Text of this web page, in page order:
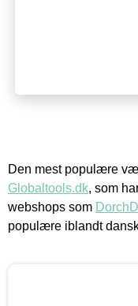
Den mest populære
Globaltools.dk, som
webshops som
populære iblandt